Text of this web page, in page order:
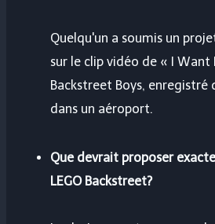
Quelqu'un a soumis un
sur le clip vidéo de « I Want
Backstreet Boys, enregistré
dans un aéroport.
Que devrait proposer
LEGO Backstreet?